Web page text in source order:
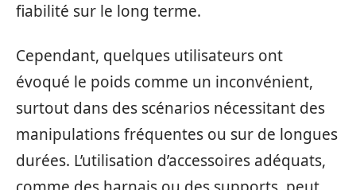
fiabilité sur le long terme.
Cependant, quelques utilisateurs ont
évoqué le poids comme un inconvénient,
surtout dans des scénarios nécessitant des
manipulations fréquentes ou sur de longues
durées. L’utilisation d’accessoires adéquats,